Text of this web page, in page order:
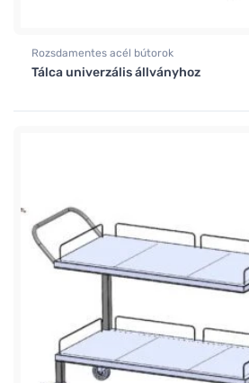
Rozsdamentes acél bútorok
Tálca univerzális állványhoz